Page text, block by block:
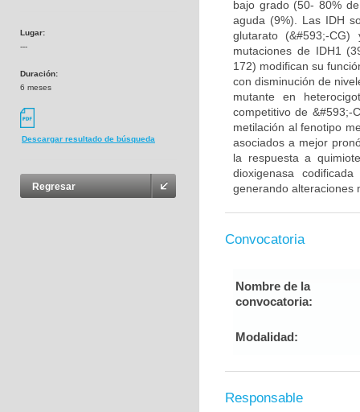
Lugar:
---
Duración:
6 meses
Descargar resultado de búsqueda
Regresar
bajo grado (50- 80%
aguda (9%). Las IDH
glutarato (&#593;-
mutaciones de IDH1
172) modifican su
con disminución de
mutante en
competitivo de &#593;-
metilación al fenotipo
asociados a mejor
la respuesta a
dioxigenasa
generando alteraciones
Convocatoria
Nombre de la
convocatoria:
Modalidad:
Responsable